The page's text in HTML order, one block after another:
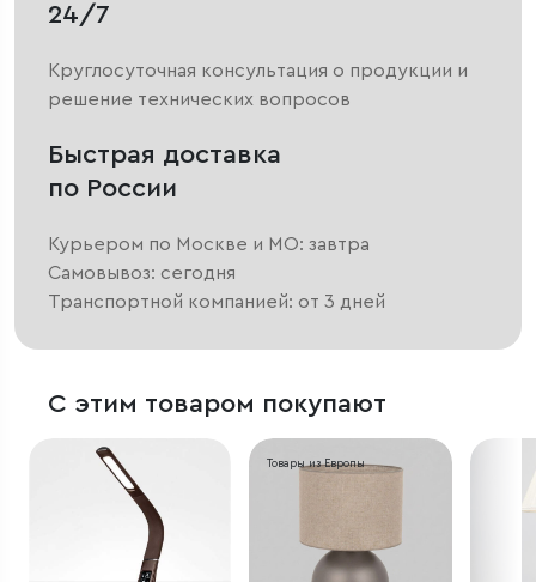
24/7
Круглосуточная консультация о продукции и
решение технических вопросов
Быстрая доставка
по России
Курьером по Москве и МО: завтра
Самовывоз: сегодня
Транспортной компанией: от 3 дней
С этим товаром покупают
Товары из Европы